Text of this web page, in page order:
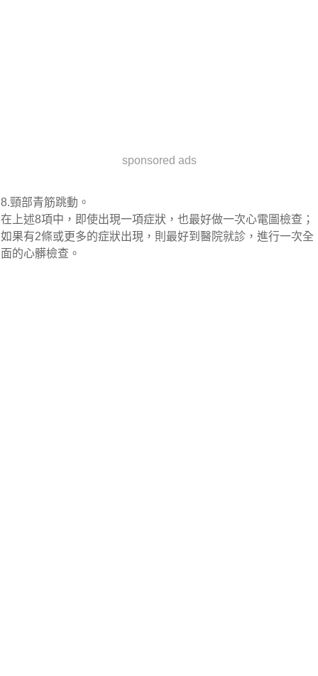
sponsored ads
8.頸部青筋跳動。
在上述8項中，即使出現一項症狀，也最好做一次心電圖檢查；
如果有2條或更多的症狀出現，則最好到醫院就診，進行一次全
面的心髒檢查。